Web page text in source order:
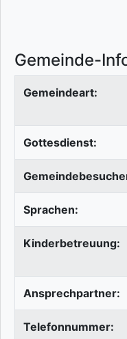
Gemeinde-
Gemeindeart:
Gottesdienst:
Sprachen:
Kinderbetreuung:
Ansprechpartner:
Telefonnummer: